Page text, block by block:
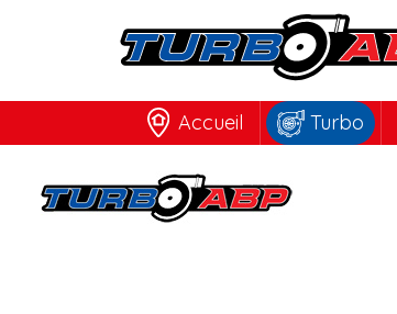
Accueil Turbo